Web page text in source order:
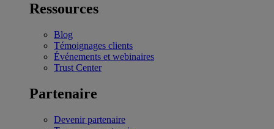
Ressources
Blog
Témoignages clients
Événements et webinaires
Trust Center
Partenaire
Devenir partenaire